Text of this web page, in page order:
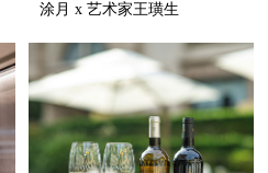
涂月 x 艺术家王璜生